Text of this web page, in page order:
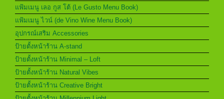
แฟ้มเมนู เลอ กูส โต้ (Le Gusto Menu Book)
แฟ้มเมนู ไวน์ (de Vino Wine Menu Book)
อุปกรณ์เสริม Accessories
ป้ายตั้งหน้าร้าน A-stand
ป้ายตั้งหน้าร้าน Minimal – Loft
ป้ายตั้งหน้าร้าน Natural Vibes
ป้ายตั้งหน้าร้าน Creative Bright